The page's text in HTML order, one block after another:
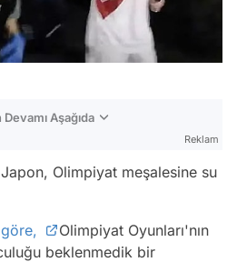
Aşağıda
Reklam
Olimpiyat meşalesine su
Olimpiyat Oyunları'nın
beklenmedik bir